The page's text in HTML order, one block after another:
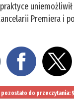
Premiera i
pozostało do przeczytania: